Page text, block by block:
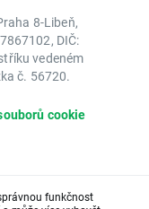
8-Libeň,
DIČ:
vedeném
č. 56720.
cookie
funkčnost